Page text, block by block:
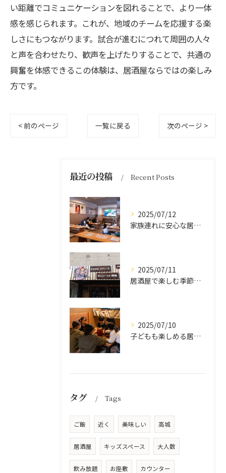
い距離でコミュニケーションを図れることで、より一体
感を感じられます。これが、地域のチームを応援する楽
しさにもつながります。試合が進むにつれて周囲の人々
と声を合わせたり、歓声を上げたりすることで、共通の
興奮を体感できるこの体験は、居酒屋ならではの楽しみ
方です。
< 前のページ 一覧に戻る 次のページ >
最近の投稿 Recent Posts
2025/07/12
家族連れに安心な居酒屋体験
2025/07/11
居酒屋で楽しむ季節の味覚と生中継スポーツ観戦
2025/07/10
子どもも楽しめる居酒屋の魅力
タグ Tags
ご飯 近く 美味しい 高城
居酒屋 キッズスペース 大人数
飲み放題 お座敷 カウンター